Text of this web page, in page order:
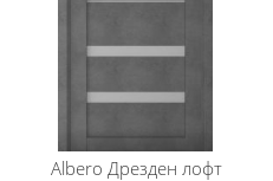
Albero Дрезден лофт